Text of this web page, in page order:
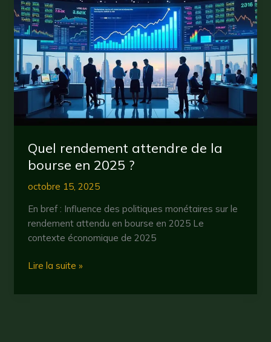
tendances
et
perspectives
pour
2025
Quel rendement attendre de la
bourse en 2025 ?
octobre 15, 2025
En bref : Influence des politiques monétaires sur le
rendement attendu en bourse en 2025 Le
contexte économique de 2025
Quel
attendre
Lire la suite »